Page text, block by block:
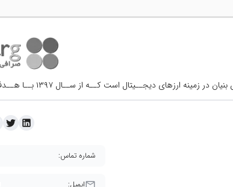
ارزهای دیجــیتال است کــه از ســال ۱۳۹۷ بــا هــدف فراهم آوردن
ایمیل:
شماره تماس: